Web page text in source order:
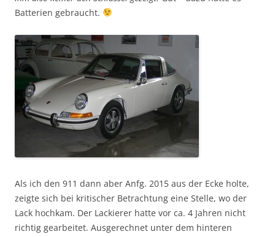
Batterien gebraucht.
Als ich den 911 dann aber Anfg. 2015 aus der Ecke holte,
zeigte sich bei kritischer Betrachtung eine Stelle, wo der
Lack hochkam. Der Lackierer hatte vor ca. 4 Jahren nicht
richtig gearbeitet. Ausgerechnet unter dem hinteren